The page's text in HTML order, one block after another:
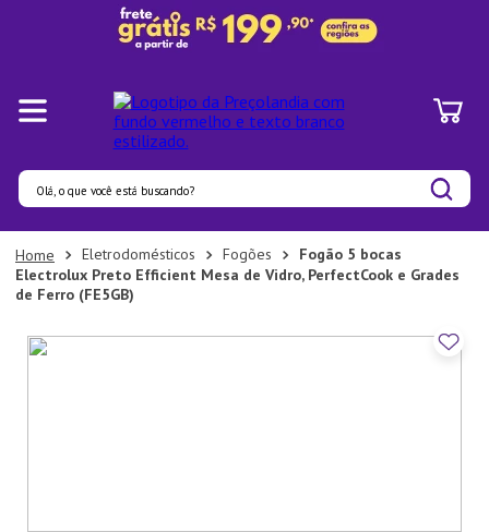
Olá, o que você está buscando?
Eletrodomésticos Fogões
Fogão 5 bocas
Electrolux Preto Efficient Mesa de Vidro, PerfectCook e Grades
de Ferro (FE5GB)
Termos mais buscados
1º
Panelas
3